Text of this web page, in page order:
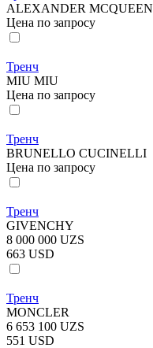
ALEXANDER MCQUEEN
Цена по запросу
Тренч
MIU MIU
Цена по запросу
Тренч
BRUNELLO CUCINELLI
Цена по запросу
Тренч
GIVENCHY
8 000 000 UZS
663 USD
Тренч
MONCLER
6 653 100 UZS
551 USD